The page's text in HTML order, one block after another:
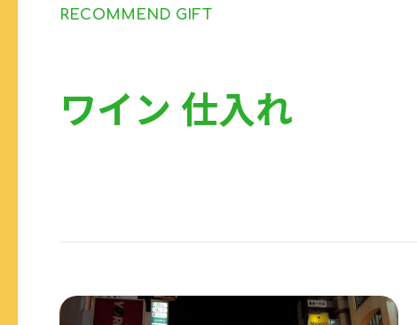
RECOMMEND GIFT
ワイン 仕入れ